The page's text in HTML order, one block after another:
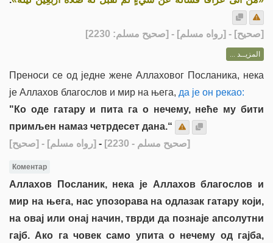
[صحيح] - [رواه مسلم] - [صحيح مسلم: 2230]
المزيــد ...
Преноси се од једне жене Аллаховог Посланика, нека
је Аллахов благослов и мир на њега, да је он рекао:
"Ко оде гатару и пита га о нечему, неће му бити
примљен намаз четрдесет дана.“
[صحيح]
- [رواه مسلم] - [صحيح مسلم - 2230]
Коментар
Аллахов Посланик, нека је Аллахов благослов и
мир на њега, нас упозорава на одлазак гатару који,
на овај или онај начин, тврди да познаје апсолутни
гајб. Ако га човек само упита о нечему од гајба,